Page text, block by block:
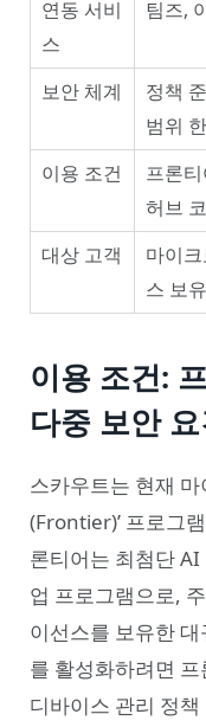
연동 서비
스
팀즈,
보안 체계
정책
범위
이용 조건
프론
허브
대상 고객
마이
스 보
이용 조건:
다중 보안 요
스카우트는 현재 마
(Frontier)’ 프로그
론티어는 최첨단
업 프로그램으로,
이선스를 보유한
를 활성화하려면
디바이스 관리 정